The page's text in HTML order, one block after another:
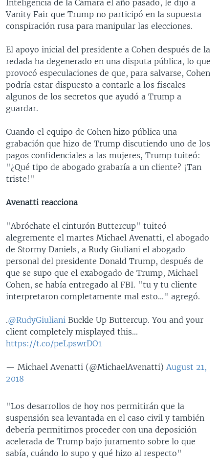
Inteligencia de la Cámara el año pasado, le dijo a
Vanity Fair que Trump no participó en la supuesta
conspiración rusa para manipular las elecciones.
El apoyo inicial del presidente a Cohen después de la
redada ha degenerado en una disputa pública, lo que
provocó especulaciones de que, para salvarse, Cohen
podría estar dispuesto a contarle a los fiscales
algunos de los secretos que ayudó a Trump a
guardar.
Cuando el equipo de Cohen hizo pública una
grabación que hizo de Trump discutiendo uno de los
pagos confidenciales a las mujeres, Trump tuiteó:
"¿Qué tipo de abogado grabaría a un cliente? ¡Tan
triste!"
Avenatti reacciona
"Abróchate el cinturón Buttercup" tuiteó
alegremente el martes Michael Avenatti, el abogado
de Stormy Daniels, a Rudy Giuliani el abogado
personal del presidente Donald Trump, después de
que se supo que el exabogado de Trump, Michael
Cohen, se había entregado al FBI. "tu y tu cliente
interpretaron completamente mal esto..." agregó.
.@RudyGiuliani Buckle Up Buttercup. You and your
client completely misplayed this...
https://t.co/peLpswrDO1
— Michael Avenatti (@MichaelAvenatti) August 21,
2018
"Los desarrollos de hoy nos permitirán que la
suspensión sea levantada en el caso civil y también
debería permitirnos proceder con una deposición
acelerada de Trump bajo juramento sobre lo que
sabía, cuándo lo supo y qué hizo al respecto"